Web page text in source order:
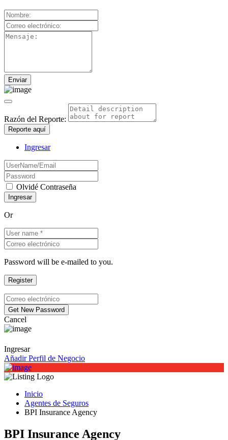
Razón del Reporte:
Reporte aquí
Ingresar
Olvidé Contraseña
Or
Password will be e-mailed to you.
Cancel
Ingresar
Añadir Perfil de Negocio
Inicio
Agentes de Seguros
BPI Insurance Agency
BPI Insurance Agency